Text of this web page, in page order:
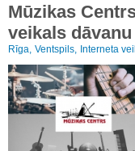
Mūzikas
veikals
Rīga, Ventspils, Interneta